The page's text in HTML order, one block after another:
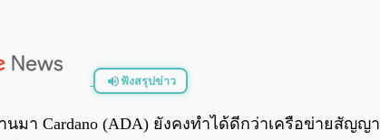
ฟังสรุปข่าว
มา Cardano (ADA) ยังคงทำได้ดีกว่าเครือข่ายสัญญา